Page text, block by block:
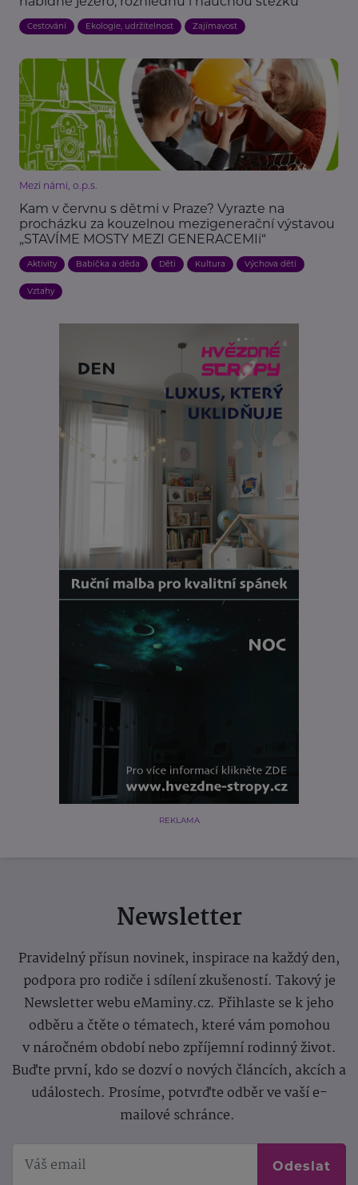
Cestování Ekologie, udržitelnost Zajímavost
Mezi námi, o.p.s.
Kam v červnu s dětmi v Praze? Vyrazte na
procházku za kouzelnou mezigenerační výstavou
„STAVÍME MOSTY MEZI GENERACEMIi“
Aktivity Babička a děda Děti Kultura Výchova dětí
Vztahy
REKLAMA
Newsletter
Pravidelný přísun novinek, inspirace na každý den,
podpora pro rodiče i sdílení zkušeností. Takový je
Newsletter webu eMaminy.cz. Přihlaste se k jeho
odběru a čtěte o tématech, které vám pomohou
v náročném období nebo zpříjemní rodinný život.
Buďte první, kdo se dozví o nových článcích, akcích a
událostech. Prosíme, potvrďte odběr ve vaší e-
mailové schránce.
Odeslat